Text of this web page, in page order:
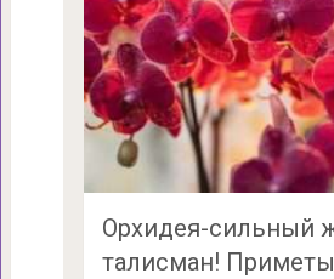
Орхидея-сильный
талисман!